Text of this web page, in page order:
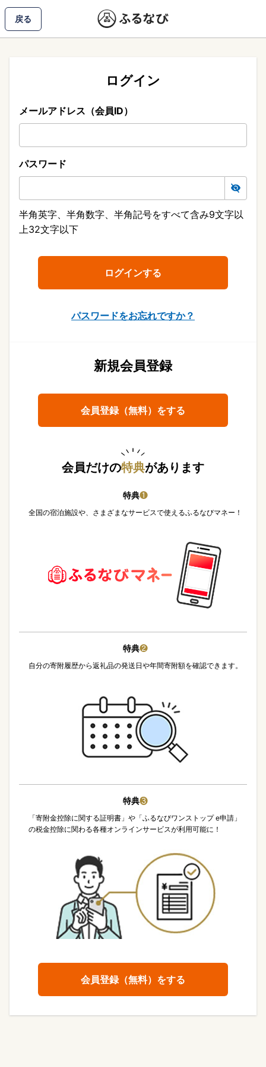
戻る
ログイン
メールアドレス（会員ID）
パスワード
半角英字、半角数字、半角記号をすべて含み9文字以
上32文字以下
パスワードをお忘れですか？
新規会員登録
会員登録（無料）をする
会員だけの特典があります
特典❶
全国の宿泊施設や、さまざまなサービスで使えるふるなびマネー！
特典❷
自分の寄附履歴から返礼品の発送日や年間寄附額を確認できます。
特典❸
「寄附金控除に関する証明書」や「ふるなびワンストップ e申請」
の税金控除に関わる各種オンラインサービスが利用可能に！
会員登録（無料）をする